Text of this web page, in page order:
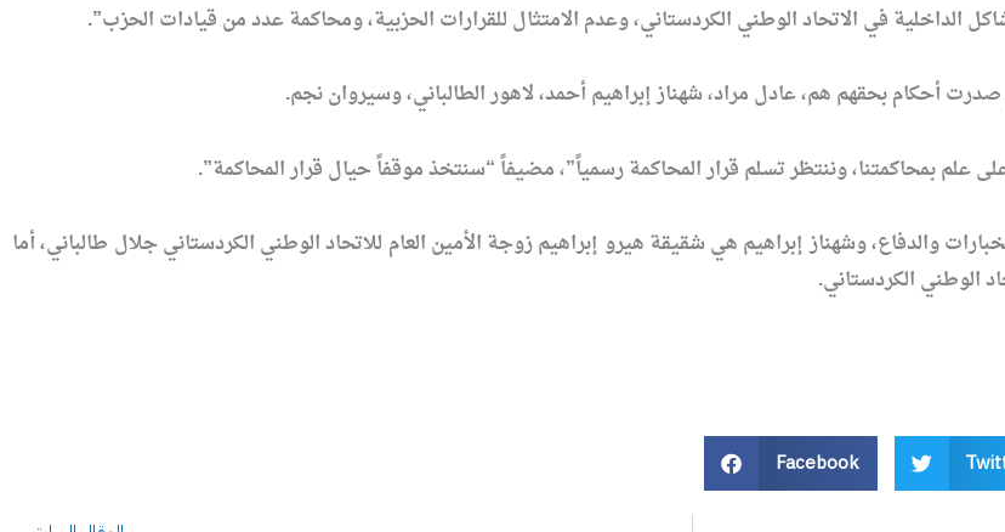
الداخلية في الاتحاد الوطني الكردستاني، وعدم الامتثال للقرارات الحزبية، ومحاكمة عدد من قيادات الحزب”.
صدرت أحكام بحقهم هم، عادل مراد، شهناز إبراهيم أحمد، لاهور الطالباني، وسيروان نجم.
بمحاكمتنا، وننتظر تسلم قرار المحاكمة رسمياً”، مضيفاً “سنتخذ موقفاً حيال قرار المحاكمة”.
والدفاع، وشهناز إبراهيم هي شقيقة هيرو إبراهيم زوجة الأمين العام للاتحاد الوطني الكردستاني جلال طالباني، أما
الوطني الكردستاني.
Facebook